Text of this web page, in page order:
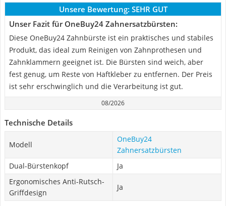
Unsere Bewertung: SEHR GUT
Unser Fazit für OneBuy24 Zahnersatzbürsten:
Diese OneBuy24 Zahnbürste ist ein praktisches und stabiles
Produkt, das ideal zum Reinigen von Zahnprothesen und
Zahnklammern geeignet ist. Die Bürsten sind weich, aber
fest genug, um Reste von Haftkleber zu entfernen. Der Preis
ist sehr erschwinglich und die Verarbeitung ist gut.
08/2026
Technische Details
Modell
OneBuy24
Zahnersatzbürsten
Dual-Bürstenkopf
Ja
Ergonomisches Anti-Rutsch-
Griffdesign
Ja